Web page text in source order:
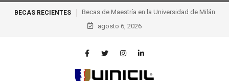
BECAS RECIENTES
en la Universidad de Milán
Becas de excelencia de la escuela
Politécnica Federal de Lausana – epfl, Suiza
agosto 6, 2026